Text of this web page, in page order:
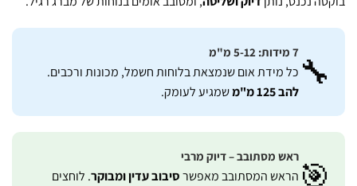
כל מידת אום שנמצאת בלוחות חשמל, מכונות ורכבים.
שמגיע לעומק.
ראש מסתובב – דיוק מרבי
הראש המסתובב מאפשרסיבוב עדין ומבוקר. לוחצים